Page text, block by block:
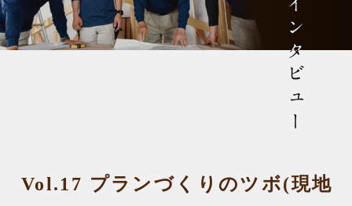
会長インタビュー
Vol.17 プランづくりのツボ(現地